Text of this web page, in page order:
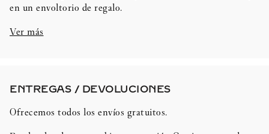
en un envoltorio de regalo.
Ver más
ENTREGAS / DEVOLUCIONES​
Ofrecemos todos los envíos gratuitos.